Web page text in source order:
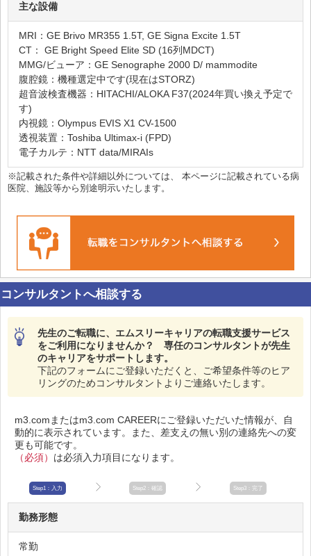
主な設備
MRI：GE Brivo MR355 1.5T, GE Signa Excite 1.5T
CT： GE Bright Speed Elite SD (16列MDCT)
MMG/ビューア：GE Senographe 2000 D/ mammodite
腹腔鏡：機種選定中です(現在はSTORZ)
超音波検査機器：HITACHI/ALOKA F37(2024年買い換え予定で
す)
内視鏡：Olympus EVIS X1 CV-1500
透視装置：Toshiba Ultimax-i (FPD)
電子カルテ：NTT data/MIRAIs
※記載された条件や詳細以外については、 本ページに記載されている病
医院、施設等から別途明示いたします。
コンサルタントへ相談する
先生のご転職に、エムスリーキャリアの転職支援サービス
をご利用になりませんか？ 専任のコンサルタントが先生
のキャリアをサポートします。
下記のフォームにご登録いただくと、ご希望条件等のヒア
リングのためコンサルタントよりご連絡いたします。
m3.comまたはm3.com CAREERにご登録いただいた情報が、自
動的に表示されています。また、差支えの無い別の連絡先への変
更も可能です。
（必須） は必須入力項目になります。
Step1：入力 Step2：確認 Step3：完了
勤務形態
常勤